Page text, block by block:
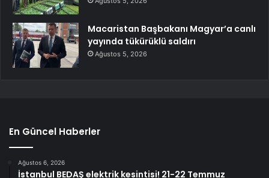
Macaristan Başbakanı Magyar’a canlı
yayında tükürüklü saldırı
Ağustos 5, 2026
En Güncel Haberler
Ağustos 6, 2026
İstanbul BEDAŞ elektrik kesintisi! 21-22 Temmuz